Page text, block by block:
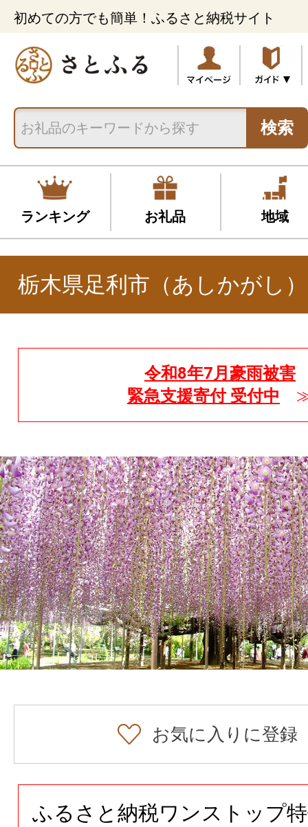
初めての方でも簡単！ふるさと納税サイト
検索
ランキング お礼品 地域
栃木県足利市（あしかがし）
令和8年7月豪雨被害
緊急支援寄付 受付中
お気に入りに登録
ふるさと納税ワンストップ